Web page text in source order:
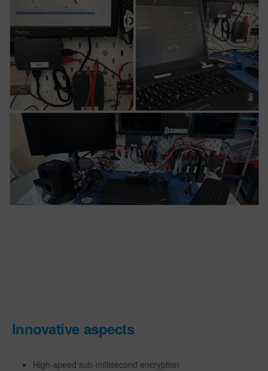
Innovative aspects
High-speed sub-millisecond encryption